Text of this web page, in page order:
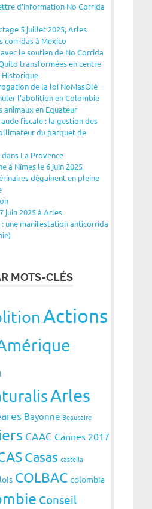
d’information No Corrida
5 juillet 2025, Arles
corridas à Mexico
le soutien de No Corrida
transformées en centre
de la loi NoMasOlé
l’abolition en Colombie
animaux en Equateur
fiscale : la gestion des
du parquet de
La Provence
à Nîmes le 6 juin 2025
dégainent en pleine
juin 2025 à Arles
: une manifestation anticorrida
MOTS-CLÉS
Actions
Arles
Bayonne Beaucaire
CAAC Cannes 2017
Casas castella
COLBAC colombia
Conseil